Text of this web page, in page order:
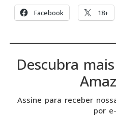
Facebook 18+
Descubra
Assine para receber
por